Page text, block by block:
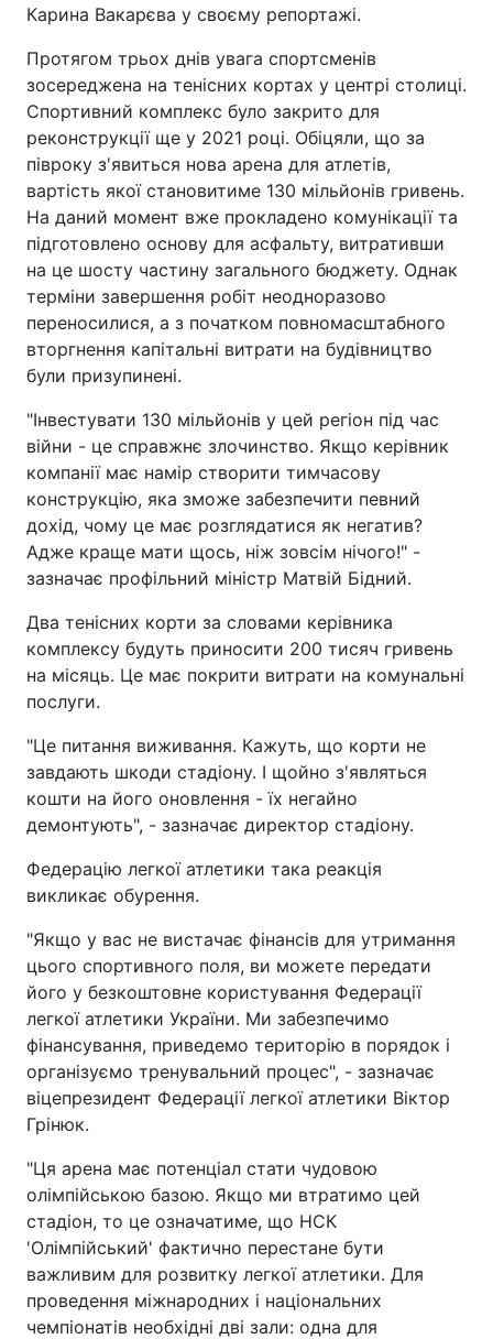
Карина Вакарєва у своєму репортажі.
Протягом трьох днів увага спортсменів
зосереджена на тенісних кортах у центрі столиці.
Спортивний комплекс було закрито для
реконструкції ще у 2021 році. Обіцяли, що за
півроку з'явиться нова арена для атлетів,
вартість якої становитиме 130 мільйонів гривень.
На даний момент вже прокладено комунікації та
підготовлено основу для асфальту, витративши
на це шосту частину загального бюджету. Однак
терміни завершення робіт неодноразово
переносилися, а з початком повномасштабного
вторгнення капітальні витрати на будівництво
були призупинені.
"Інвестувати 130 мільйонів у цей регіон під час
війни - це справжнє злочинство. Якщо керівник
компанії має намір створити тимчасову
конструкцію, яка зможе забезпечити певний
дохід, чому це має розглядатися як негатив?
Адже краще мати щось, ніж зовсім нічого!" -
зазначає профільний міністр Матвій Бідний.
Два тенісних корти за словами керівника
комплексу будуть приносити 200 тисяч гривень
на місяць. Це має покрити витрати на комунальні
послуги.
"Це питання виживання. Кажуть, що корти не
завдають шкоди стадіону. І щойно з'являться
кошти на його оновлення - їх негайно
демонтують", - зазначає директор стадіону.
Федерацію легкої атлетики така реакція
викликає обурення.
"Якщо у вас не вистачає фінансів для утримання
цього спортивного поля, ви можете передати
його у безкоштовне користування Федерації
легкої атлетики України. Ми забезпечимо
фінансування, приведемо територію в порядок і
організуємо тренувальний процес", - зазначає
віцепрезидент Федерації легкої атлетики Віктор
Грінюк.
"Ця арена має потенціал стати чудовою
олімпійською базою. Якщо ми втратимо цей
стадіон, то це означатиме, що НСК
'Олімпійський' фактично перестане бути
важливим для розвитку легкої атлетики. Для
проведення міжнародних і національних
чемпіонатів необхідні дві зали: одна для